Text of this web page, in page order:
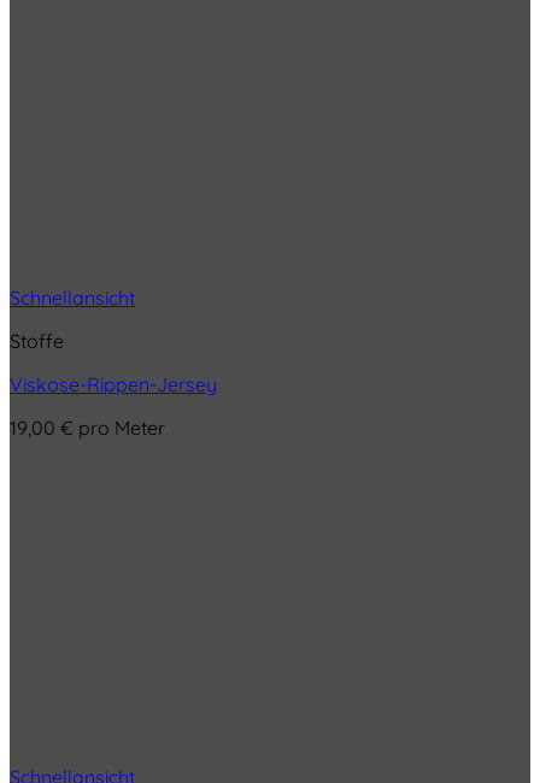
Schnellansicht
Stoffe
Viskose-Rippen-Jersey
19,00 € pro Meter
Schnellansicht